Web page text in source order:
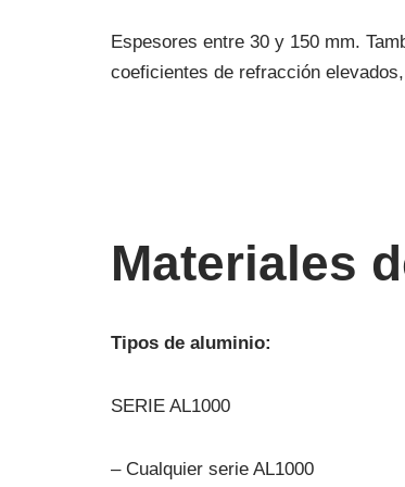
Espesores entre 30 y 150 mm.
coeficientes de refracción
Materiales
Tipos de aluminio: SERIE AL1000
Tipos de aluminio:
SERIE AL1000
– Cualquier serie AL1000